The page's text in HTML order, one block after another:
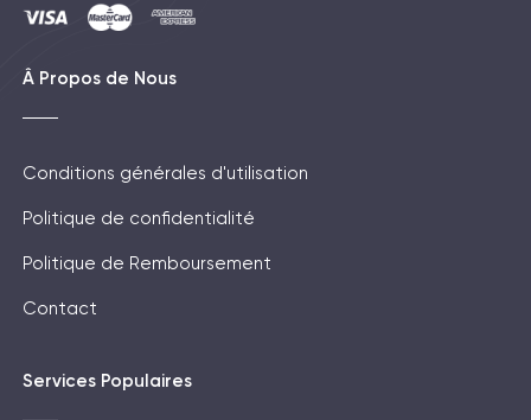
Â Propos de Nous
Conditions générales d'utilisation
Politique de confidentialité
Politique de Remboursement
Contact
Services Populaires